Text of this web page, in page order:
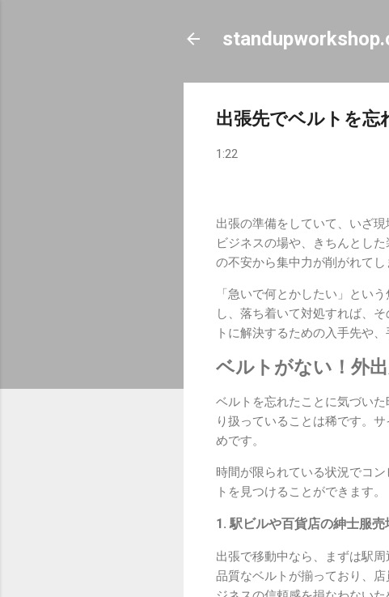
出張先でベルトを忘
1:22
出張の準備をしていて、いざ
ビジネスの場や、きちんとし
の不安から集中力が削がれてし
「急いで何とかしたい」とい
し、落ち着いて対処すれば、
トに解決するための入手先や
ベルトがない！外
ベルトを忘れたことに気づい
り扱っていることは稀です。
めです。
時間が限られている状況でコ
トを見つけることができます。
1. 駅ビルや百貨店の紳士服売
出張で移動中なら、まずは駅
品質なベルトが揃っており、